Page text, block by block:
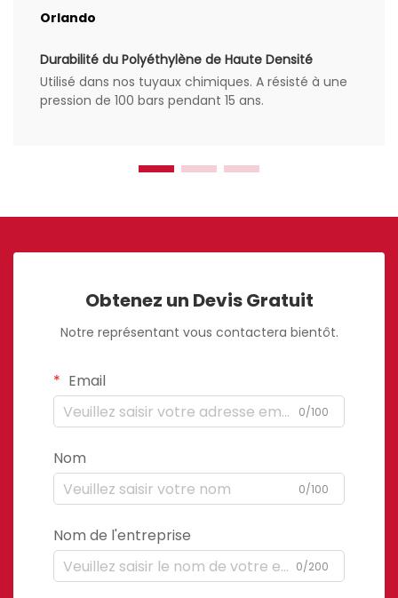
Orlando
Durabilité du Polyéthylène de Haute Densité
Utilisé dans nos tuyaux chimiques. A résisté à une
pression de 100 bars pendant 15 ans.
Obtenez un Devis Gratuit
Notre représentant vous contactera bientôt.
Email
0/100
Nom
0/100
Nom de l'entreprise
0/200